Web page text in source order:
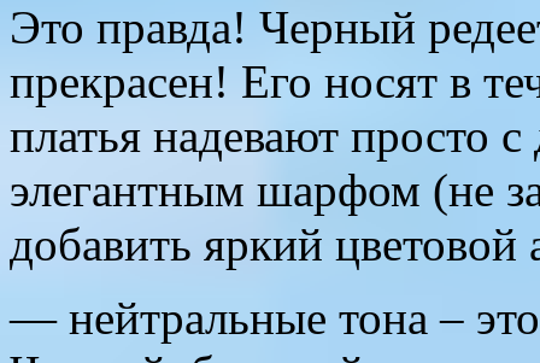
Это правда! Черный
прекрасен! Его носят в
платья надевают просто
элегантным шарфом (не
добавить яркий цветовой
— нейтральные тона –